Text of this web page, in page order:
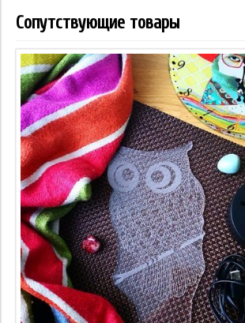
Сопутствующие товары